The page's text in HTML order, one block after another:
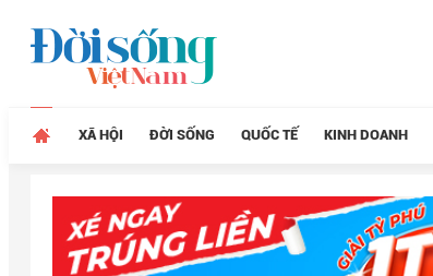
XÃ HỘI ĐỜI SỐNG QUỐC TẾ KINH DOANH